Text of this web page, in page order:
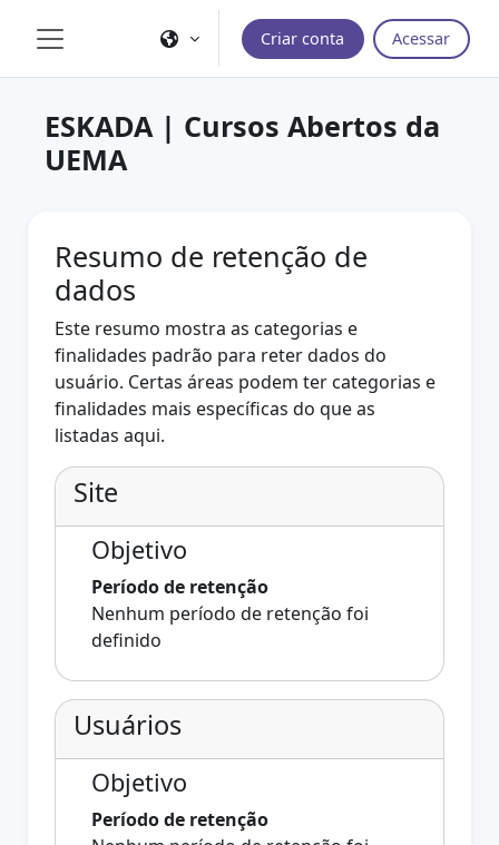
Ir para o conteúdo principal
Criar conta Acessar
ESKADA | Cursos Abertos da
UEMA
Resumo de retenção de
dados
Este resumo mostra as categorias e
finalidades padrão para reter dados do
usuário. Certas áreas podem ter categorias e
finalidades mais específicas do que as
listadas aqui.
Site
Objetivo
Período de retenção
Nenhum período de retenção foi
definido
Usuários
Objetivo
Período de retenção